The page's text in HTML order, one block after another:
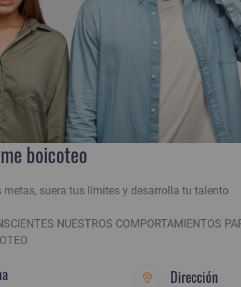
boicoteo
metas, suera tus límites y desarrolla tu talento
NUESTROS COMPORTAMIENTOS
Dirección